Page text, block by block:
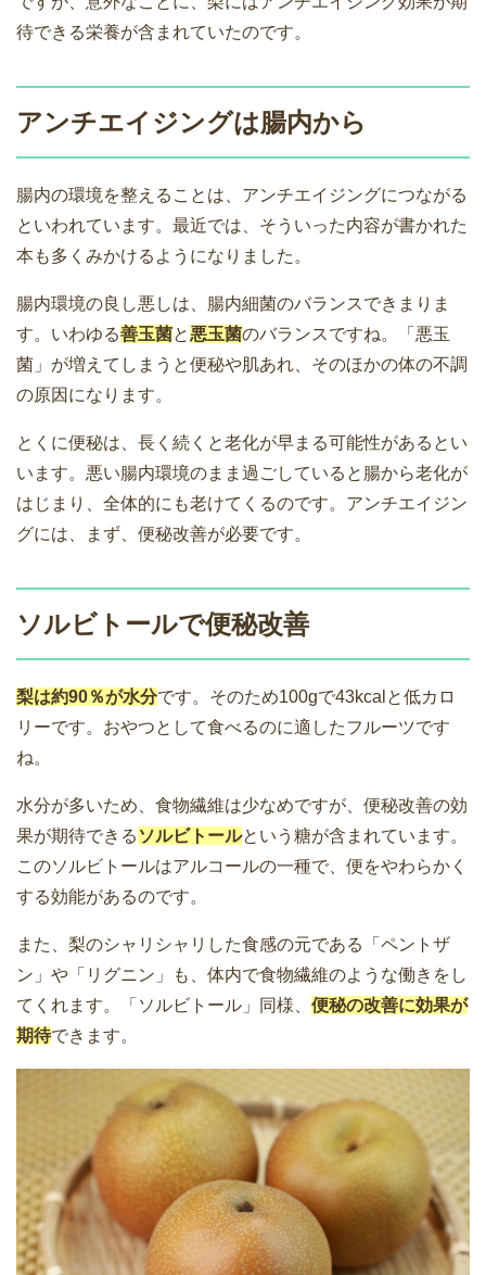
待できる栄養が含まれていたのです。
アンチエイジングは腸内から
腸内の環境を整えることは、アンチエイジングにつながる
といわれています。最近では、そういった内容が書かれた
本も多くみかけるようになりました。
腸内環境の良し悪しは、腸内細菌のバランスできまりま
す。いわゆる善玉菌と 悪玉菌のバランスですね。「悪玉
菌」が増えてしまうと便秘や肌あれ、そのほかの体の不調
の原因になります。
とくに便秘は、長く続くと老化が早まる可能性があるとい
います。悪い腸内環境のまま過ごしていると腸から老化が
はじまり、全体的にも老けてくるのです。アンチエイジン
グには、まず、便秘改善が必要です。
ソルビトールで便秘改善
梨は約90％が水分です。そのため100gで43kcalと低カロ
リーです。おやつとして食べるのに適したフルーツです
ね。
水分が多いため、食物繊維は少なめですが、便秘改善の効
果が期待できる ソルビトールという糖が含まれています。
このソルビトールはアルコールの一種で、便をやわらかく
する効能があるのです。
また、梨のシャリシャリした食感の元である「ペントザ
ン」や「リグニン」も、体内で食物繊維のような働きをし
てくれます。「ソルビトール」同様、 便秘の改善に効果が
期待できます。